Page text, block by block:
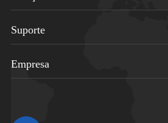
Suporte
Empresa